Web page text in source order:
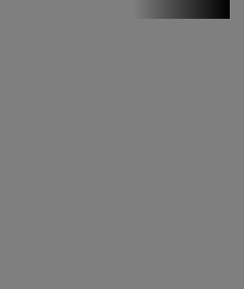
Stirile PRO TV